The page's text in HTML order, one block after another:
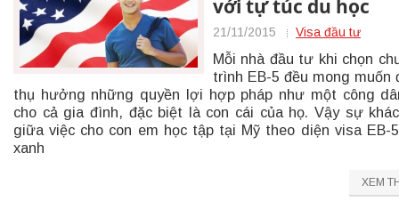
với tự túc du học
21/11/2015 Visa đầu tư
Mỗi nhà đầu tư khi chọn
trình EB-5 đều mong muốn
thụ hưởng những quyền lợi hợp pháp như một công
cho cả gia đình, đặc biệt là con cái của họ. Vậy sự
giữa việc cho con em học tập tại Mỹ theo diện visa EB-
xanh
XEM